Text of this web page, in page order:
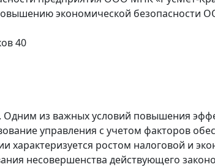
экономической безопасности
40
Одним из важных условий повышения
управления с учетом факторов
характеризуется ростом налоговой и
несовершенства действующего